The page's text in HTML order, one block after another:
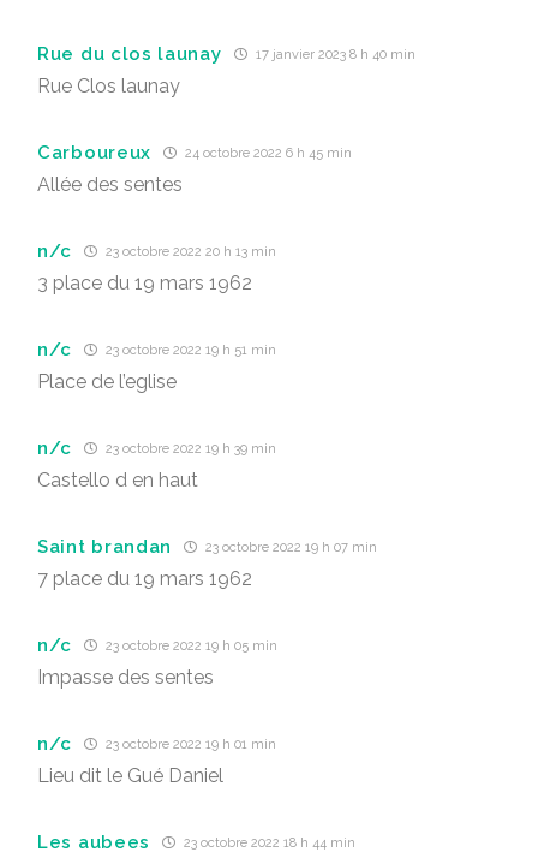
Rue du clos launay 17 janvier 2023 8 h 40 min
Rue Clos launay
Carboureux 24 octobre 2022 6 h 45 min
Allée des sentes
n/c 23 octobre 2022 20 h 13 min
3 place du 19 mars 1962
n/c 23 octobre 2022 19 h 51 min
Place de l’eglise
n/c 23 octobre 2022 19 h 39 min
Castello d en haut
Saint brandan 23 octobre 2022 19 h 07 min
7 place du 19 mars 1962
n/c 23 octobre 2022 19 h 05 min
Impasse des sentes
n/c 23 octobre 2022 19 h 01 min
Lieu dit le Gué Daniel
Les aubees 23 octobre 2022 18 h 44 min